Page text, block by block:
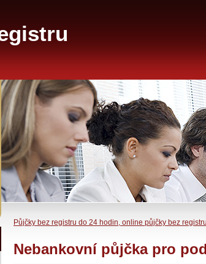
Půjčky bez registru do 24 hodin, online půjčky bez registru
Nebankovní půjčka pro